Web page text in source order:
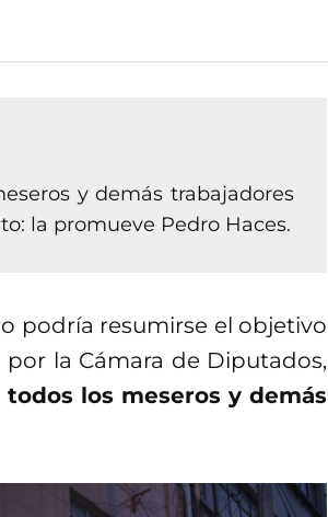
y demás trabajadores
la promueve Pedro Haces.
podría resumirse el objetivo
la Cámara de Diputados,
los meseros y demás